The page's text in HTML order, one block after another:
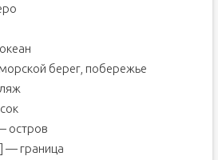
берег, побережье
остров
— граница